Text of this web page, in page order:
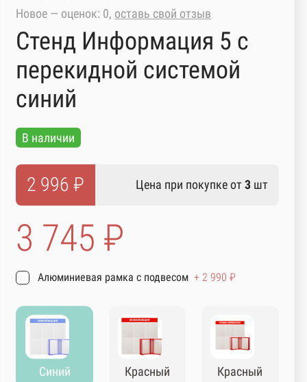
Новое — оценок: 0, оставь свой отзыв
Стенд Информация 5 с
перекидной системой
синий
В наличии
2 996 ₽ Цена при покупке от 3шт
3 745 ₽
Алюминиевая рамка с подвесом + 2 990 ₽
Синий Красный Красный